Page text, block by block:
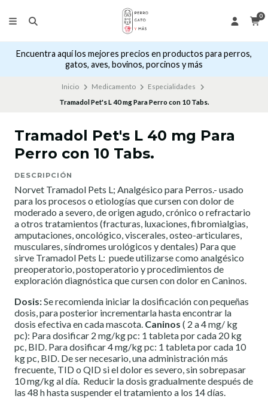
0
Encuentra aquí los mejores precios en productos para perros,
gatos, aves, bovinos, porcinos y más
Inicio Medicamento
Especialidades
Tramadol Pet's L 40 mg Para Perro con 10 Tabs.
Tramadol Pet's L 40 mg Para
Perro con 10 Tabs.
DESCRIPCIÓN
Norvet Tramadol Pets L; Analgésico para Perros.- usado
para los procesos o etiologías que cursen con dolor de
moderado a severo, de origen agudo, crónico o refractario
a otros tratamientos (fracturas, luxaciones, fibromialgias,
amputaciones, oncológico, viscerales, osteo-articulares,
musculares, síndromes urológicos y dentales) Para que
sirve Tramadol Pets L: puede utilizarse como analgésico
preoperatorio, postoperatorio y procedimientos de
exploración diagnóstica que cursen con dolor en Caninos.
Dosis:Se recomienda iniciar la dosificación con pequeñas
dosis, para posterior incrementarla hasta encontrar la
dosis efectiva en cada mascota. Caninos ( 2 a 4 mg/ kg
pc): Para dosificar 2 mg/kg pc: 1 tableta por cada 20 kg
pc, BID. Para dosificar 4 mg/kg pc: 1 tableta por cada 10
kg pc, BID. De ser necesario, una administración más
frecuente, TID o QID si el dolor es severo, sin sobrepasar
10 mg/kg al día. Reducir la dosis gradualmente después de
las 48 h hasta suspender el tratamiento a los 14 días.